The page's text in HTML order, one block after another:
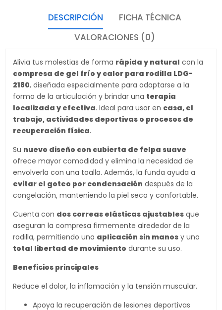
DESCRIPCIÓN
FICHA TÉCNICA
VALORACIONES (0)
Alivia tus molestias de forma rápida y natural con la
compresa de gel frío y calor para rodilla LDG-
2180, diseñada especialmente para adaptarse a la
forma de la articulación y brindar una terapia
localizada y efectiva. Ideal para usar en casa, el
trabajo, actividades deportivas o procesos de
recuperación física.
Su nuevo diseño con cubierta de felpa suave
ofrece mayor comodidad y elimina la necesidad de
envolverla con una toalla. Además, la funda ayuda a
evitar el goteo por condensación después de la
congelación, manteniendo la piel seca y confortable.
Cuenta con dos correas elásticas ajustables que
aseguran la compresa firmemente alrededor de la
rodilla, permitiendo una aplicación sin manos y una
total libertad de movimiento durante su uso.
Beneficios principales
Reduce el dolor, la inflamación y la tensión muscular.
Apoya la recuperación de lesiones deportivas